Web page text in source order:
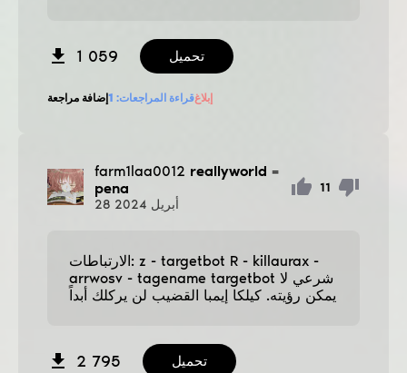
1 059 تحميل
إضافة مراجعة قراءة المراجعات: 1 إبلاغ
farm1laa0012 reallyworld =
pena
28 أبريل
11
الارتباطات: z - targetbot R - killaurax -
arrwosv - tagename targetbot شرعي لا
يمكن رؤيته. كيلكا إيمبا القضيب لن يركلك أبداً
2 795 تحميل